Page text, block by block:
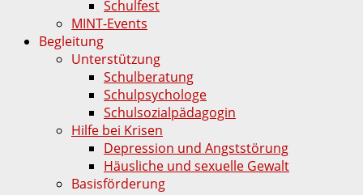
Schulfest
MINT-Events
Begleitung
Unterstützung
Schulberatung
Schulpsychologe
Schulsozialpädagogin
Hilfe bei Krisen
Depression und Angststörung
Häusliche und sexuelle Gewalt
Basisförderung